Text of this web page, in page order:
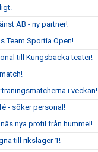
AB - ny partner!
Team Sportia Open!
till Kungsbacka teater!
i veckan!
- söker personal!
nya profil från hummel!
till riksläger 1!